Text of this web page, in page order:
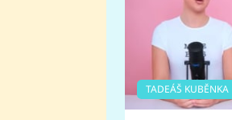
TADEÁŠ KUBĚNKA